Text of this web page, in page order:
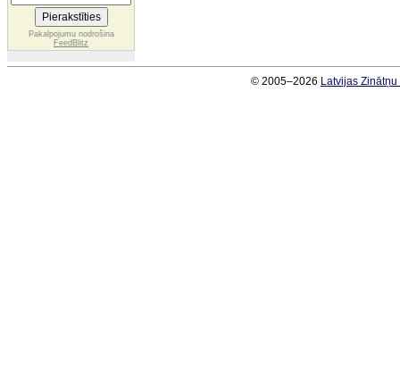
Pakalpojumu nodrošina
FeedBlitz
© 2005–2026 Latvijas